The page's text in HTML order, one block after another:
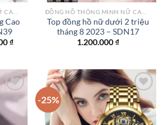
Cao
₫Giá
1.890.000 ₫.
Top đồng hồ nữ dưới 2 triệu
tháng 8 2023 – SDN17
1.200.000₫
Add to
-25%
Add to